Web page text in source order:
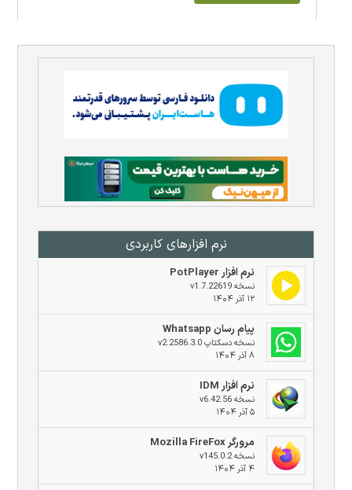
نرم افزار‌های کاربردی
نرم افزار PotPlayer
نسخه v1.7.22619
۱۲ آذر ۱۴۰۴
پیام رسان Whatsapp
نسخه دسکتاپ v2.2586.3.0
۸ آذر ۱۴۰۴
نرم افزار IDM
نسخه v6.42.56
۵ آذر ۱۴۰۴
مرورگر Mozilla FireFox
نسخه v145.0.2
۴ آذر ۱۴۰۴